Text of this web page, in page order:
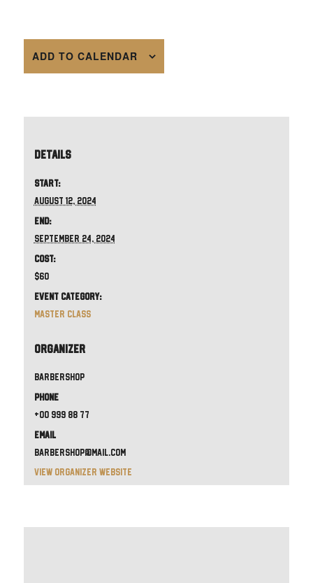
ADD TO CALENDAR
Details
Start:
August 12, 2024
End:
September 24, 2024
Cost:
$60
Event Category:
Master Class
Organizer
Barbershop
Phone
+00 999 88 77
Email
barbershop@mail.com
View Organizer Website